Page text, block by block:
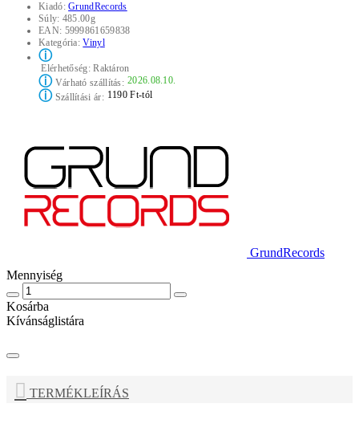
Kiadó:GrundRecords
Súly: 485.00g
EAN: 5999861659838
Kategória:Vinyl
ⓘ
Elérhetőség:Raktáron
ⓘVárható szállítás: 2026.08.10.
ⓘSzállítási ár: 1190 Ft-tól
GrundRecords
Mennyiség
Kosárba
Kívánságlistára
TERMÉKLEÍRÁS